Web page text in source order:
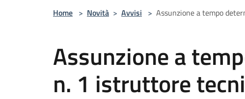
Home > Novità > Avvisi > Assunzione a tempo
Assunzione a
n. 1 istruttore